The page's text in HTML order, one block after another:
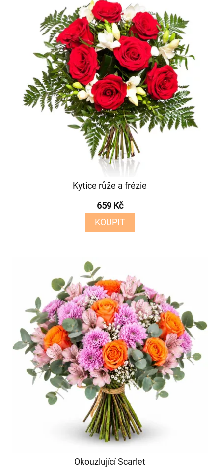
Kytice růže a frézie
659 Kč
KOUPIT
Okouzlující Scarlet